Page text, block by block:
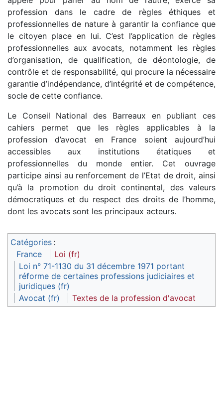
profession dans le cadre de règles éthiques et
professionnelles de nature à garantir la confiance que
le citoyen place en lui. C’est l’application de règles
professionnelles aux avocats, notamment les règles
d’organisation, de qualification, de déontologie, de
contrôle et de responsabilité, qui procure la nécessaire
garantie d’indépendance, d’intégrité et de compétence,
socle de cette confiance.
Le Conseil National des Barreaux en publiant ces
cahiers permet que les règles applicables à la
profession d’avocat en France soient aujourd’hui
accessibles aux institutions étatiques et
professionnelles du monde entier. Cet ouvrage
participe ainsi au renforcement de l’Etat de droit, ainsi
qu’à la promotion du droit continental, des valeurs
démocratiques et du respect des droits de l’homme,
dont les avocats sont les principaux acteurs.
Catégories :
France
Loi (fr)
Loi n° 71-1130 du 31 décembre 1971 portant
réforme de certaines professions judiciaires et
juridiques (fr)
Avocat (fr)
Textes de la profession d'avocat